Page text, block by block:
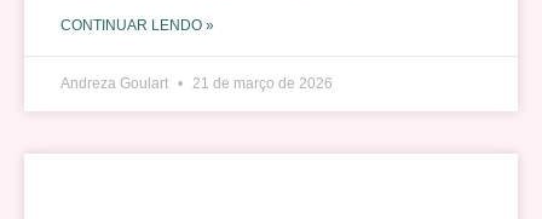
CONTINUAR LENDO »
Andreza Goulart 21 de março de 2026